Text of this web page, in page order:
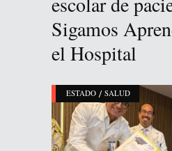
Sigamos
el Hospital
ESTADO / SALUD